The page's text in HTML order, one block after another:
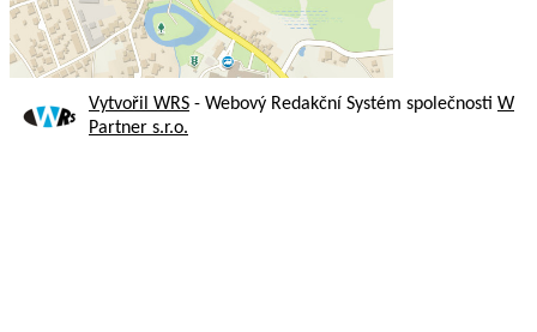
Vytvořil WRS - Webový Redakční Systém společnosti W
Partner s.r.o.